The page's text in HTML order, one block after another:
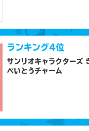
ランキング4位
サンリオキャラクターズ
ぺいとうチャーム